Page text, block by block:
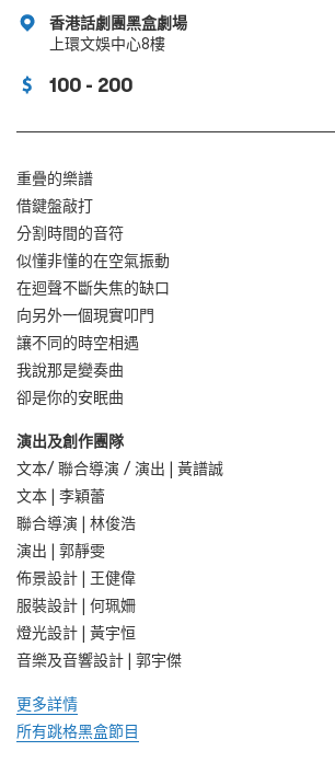
香港話劇團黑盒劇場
上環文娛中心8樓
100 - 200
重疊的樂譜
借鍵盤敲打
分割時間的音符
似懂非懂的在空氣振動
在迴聲不斷失焦的缺口
向另外一個現實叩門
讓不同的時空相遇
我說那是變奏曲
卻是你的安眠曲
演出及創作團隊
文本/ 聯合導演 / 演出 | 黃譜誠
文本 | 李穎蕾
聯合導演 | 林俊浩
演出 | 郭靜雯
佈景設計 | 王健偉
服裝設計 | 何珮姍
燈光設計 | 黃宇恒
音樂及音響設計 | 郭宇傑
更多詳情
所有跳格黑盒節目